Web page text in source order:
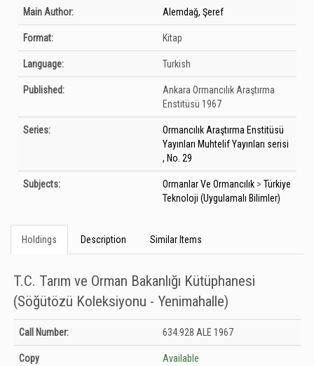
Bibliographic Details
Main Author: Alemdağ, Şeref
Format: Kitap
Language: Turkish
Published: Ankara Ormancılık Araştırma
Enstitüsü 1967
Series:
Ormancılık Araştırma Enstitüsü
Yayınları Muhtelif Yayınları serisi
, No. 29
Subjects: Ormanlar Ve Ormancılık > Türkiye
Teknoloji (Uygulamalı Bilimler)
Holdings Description Similar Items
T.C. Tarım ve Orman Bakanlığı Kütüphanesi
(Söğütözü Koleksiyonu - Yenimahalle)
Holdings details from T.C. Tarım ve Orman Bakanlığı Kütüphanesi (Söğütözü
Koleksiyonu - Yenimahalle): Unknown
Call Number: 634.928 ALE 1967
Copy Available